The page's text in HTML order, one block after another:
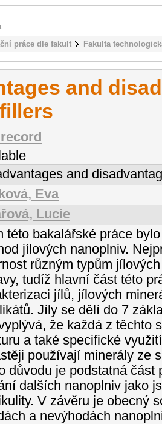
práce dle fakult Fakulta
and
and
Eva
Lucie
této bakalářské práce
jílových nanoplniv.
různým typům
tudíž hlavní část této
jílů, jílových
Jíly se dělí do 7
že každá z těchto
a také specifické
používají minerály ze
důvodu je podstatná část
dalších nanoplniv jako
V závěru je obecný
a nevýhodách